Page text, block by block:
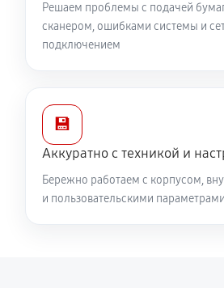
Решаем проблемы с подачей
сканером, ошибками системы и
подключением
💾
Аккуратно с техникой и
Бережно работаем с корпусом,
и пользовательскими